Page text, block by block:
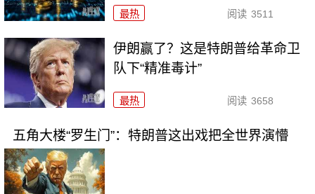
最热 阅读 3511
伊朗赢了？这是特朗普给革命卫
队下“精准毒计”
最热 阅读 3658
五角大楼“罗生门”：特朗普这出戏把全世界演懵